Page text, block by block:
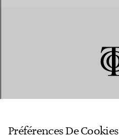
Préférences De Cookies